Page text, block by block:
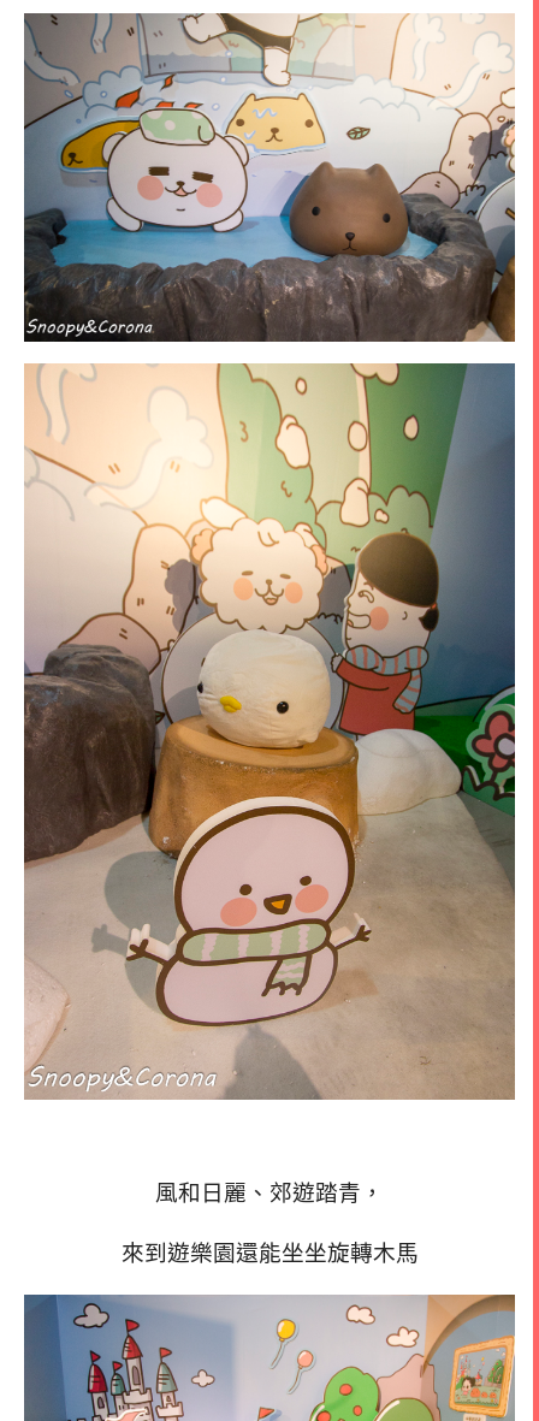
風和日麗、郊遊踏青，
來到遊樂園還能坐坐旋轉木馬